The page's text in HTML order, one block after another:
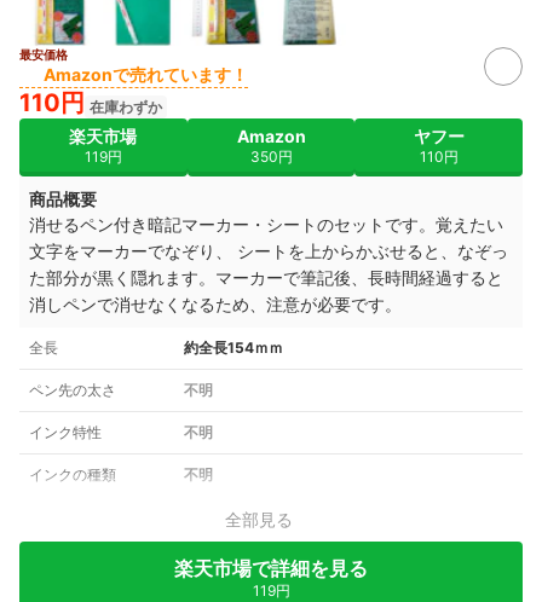
最安価格
Amazonで売れています！
110円 在庫わずか
楽天市場
119円
Amazon
350円
ヤフー
110円
商品概要
消せるペン付き暗記マーカー・シートのセットです。覚えたい
文字をマーカーでなぞり、 シートを上からかぶせると、なぞっ
た部分が黒く隠れます。マーカーで筆記後、長時間経過すると
消しペンで消せなくなるため、注意が必要です。
全長 約全長154ｍｍ
ペン先の太さ 不明
インク特性 不明
インクの種類 不明
全部見る
楽天市場で詳細を見る
119円